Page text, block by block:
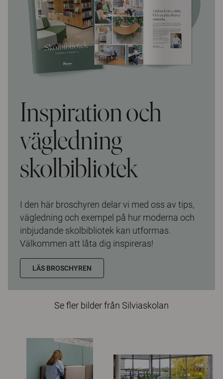
Inspiration och
vägledning
skolbibliotek
I den här broschyren delar vi med oss av tips,
vägledning och exempel på hur moderna och
inbjudande skolbibliotek kan utformas.
Välkommen att låta dig inspireras!
LÄS BROSCHYREN
Se fler bilder från Silviaskolan